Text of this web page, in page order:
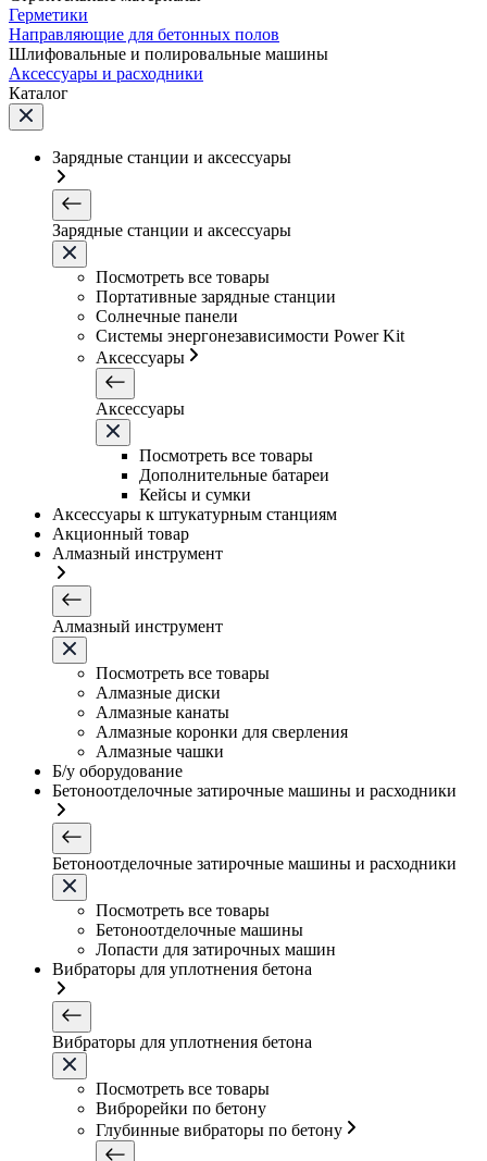
Герметики
Направляющие для бетонных полов
Шлифовальные и полировальные машины
Аксессуары и расходники
Каталог
Зарядные станции и аксессуары
Зарядные станции и аксессуары
Посмотреть все товары
Портативные зарядные станции
Солнечные панели
Системы энергонезависимости Power Kit
Аксессуары
Аксессуары
Посмотреть все товары
Дополнительные батареи
Кейсы и сумки
Аксессуары к штукатурным станциям
Акционный товар
Алмазный инструмент
Алмазный инструмент
Посмотреть все товары
Алмазные диски
Алмазные канаты
Алмазные коронки для сверления
Алмазные чашки
Б/у оборудование
Бетоноотделочные затирочные машины и расходники
Бетоноотделочные затирочные машины и расходники
Посмотреть все товары
Бетоноотделочные машины
Лопасти для затирочных машин
Вибраторы для уплотнения бетона
Вибраторы для уплотнения бетона
Посмотреть все товары
Виброрейки по бетону
Глубинные вибраторы по бетону